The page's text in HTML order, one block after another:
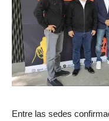
Entre las sedes